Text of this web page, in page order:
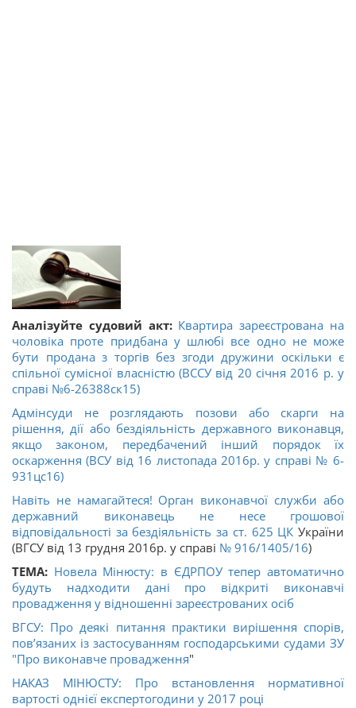
Аналізуйте судовий акт: Квартира зареєстрована на
чоловіка проте придбана у шлюбі все одно не може
бути продана з торгів без згоди дружини оскільки є
спільної сумісної власністю (ВССУ від 20 січня 2016 р. у
справі №6-26388ск15)
Адмінсуди не розглядають позови або скарги на
рішення, дії або бездіяльність державного виконавця,
якщо законом, передбачений інший порядок їх
оскарження (ВСУ від 16 листопада 2016р. у справі № 6-
931цс16)
Навіть не намагайтеся! Орган виконавчої служби або
державний виконавець не несе грошової
відповідальності за бездіяльність за ст. 625 ЦК України
(ВГСУ від 13 грудня 2016р. у справі № 916/1405/16)
ТЕМА: Новела Мінюсту: в ЄДРПОУ тепер автоматично
будуть надходити дані про відкриті виконавчі
провадження у відношенні зареєстрованих осіб
ВГСУ: Про деякі питання практики вирішення спорів,
пов’язаних із застосуванням господарськими судами ЗУ
"Про виконавче провадження"
НАКАЗ МІНЮСТУ: Про встановлення нормативної
вартості однієї експертогодини у 2017 році